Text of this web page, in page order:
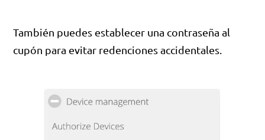
También puedes establecer una contraseña al
cupón para evitar redenciones accidentales.